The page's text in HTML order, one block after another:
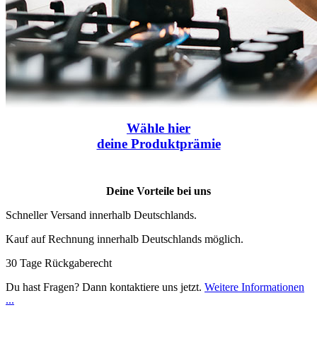
Wähle hier
deine Produktprämie
Deine Vorteile bei uns
Schneller Versand innerhalb Deutschlands.
Kauf auf Rechnung innerhalb Deutschlands möglich.
30 Tage Rückgaberecht
Du hast Fragen? Dann kontaktiere uns jetzt. Weitere Informationen
...